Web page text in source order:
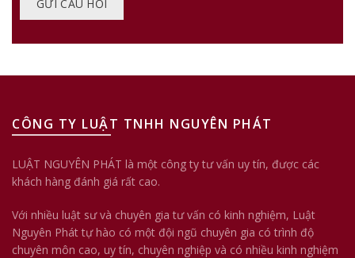
CÔNG TY LUẬT TNHH NGUYÊN PHÁT
LUẬT NGUYÊN PHÁT là một công ty tư vấn uy tín, được các
khách hàng đánh giá rất cao.
Với nhiều luật sư và chuyên gia tư vấn có kinh nghiệm, Luật
Nguyên Phát tự hào có một đội ngũ chuyên gia có trình độ
chuyên môn cao, uy tín, chuyên nghiệp và có nhiều kinh nghiệm